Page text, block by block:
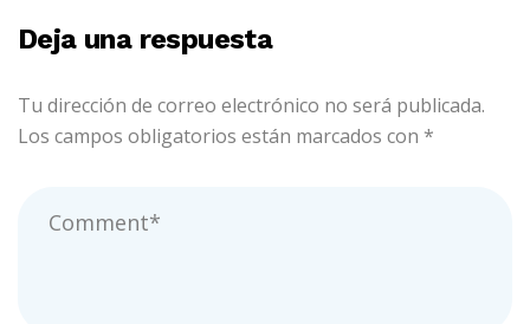
Deja una respuesta
Tu dirección de correo electrónico no será publicada.
Los campos obligatorios están marcados con *